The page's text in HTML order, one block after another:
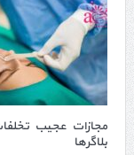
مجازات عجیب
بلاگرها